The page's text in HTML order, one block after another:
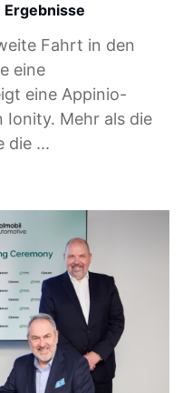
Fahrt in den
eine
eine Appinio-
Ionity. Mehr als die
die ...